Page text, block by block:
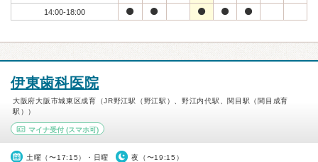
14:00-18:00
伊東歯科医院
大阪府大阪市城東区成育（JR野江駅（野江駅）、野江内代駅、関目駅（関目成育
駅））
マイナ受付 (スマホ可)
土曜（〜17:15）・日曜 夜（〜19:15）